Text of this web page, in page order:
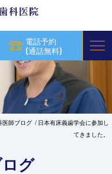
電話予約
(通話無料)
医師ブログ
日本有床義歯学会に参加し
てきました。
グ